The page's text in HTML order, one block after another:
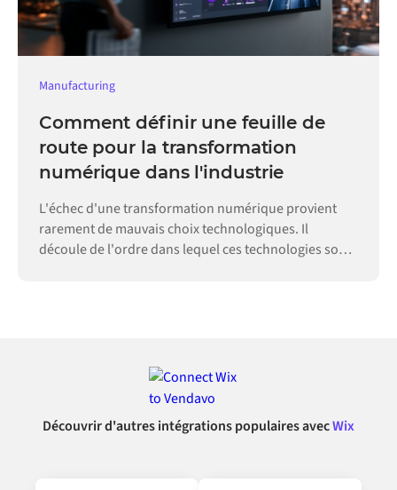
Manufacturing
Comment définir une feuille de
route pour la transformation
numérique dans l'industrie
L'échec d'une transformation numérique provient
rarement de mauvais choix technologiques. Il
découle de l'ordre dans lequel ces technologies sont
Découvrir d'autres intégrations populaires avecWix